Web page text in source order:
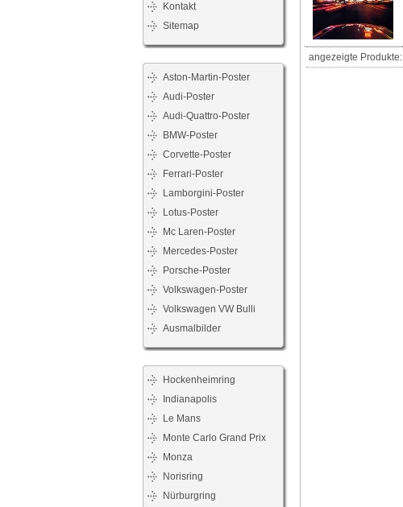
Kontakt
Sitemap
Aston-Martin-Poster
Audi-Poster
Audi-Quattro-Poster
BMW-Poster
Corvette-Poster
Ferrari-Poster
Lamborgini-Poster
Lotus-Poster
Mc Laren-Poster
Mercedes-Poster
Porsche-Poster
Volkswagen-Poster
Volkswagen VW Bulli
Ausmalbilder
Hockenheimring
Indianapolis
Le Mans
Monte Carlo Grand Prix
Monza
Norisring
Nürburgring
angezeigte Produkte: